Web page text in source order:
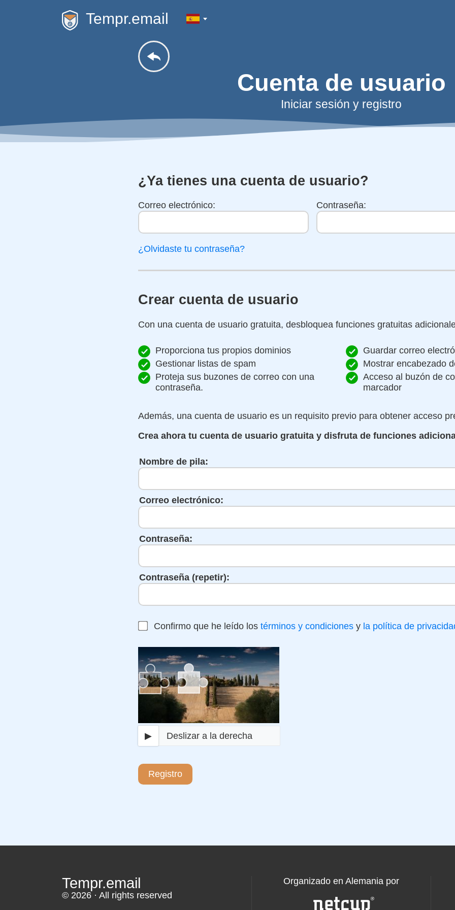
Tempr.email
Cuenta de usuario
Iniciar sesión y registro
¿Ya tienes una cuenta de usuario?
Correo electrónico: Contraseña:
¿Olvidaste tu contraseña?
Crear cuenta de usuario
Con una cuenta de usuario gratuita, desbloquea funciones gratuitas
Proporciona tus propios dominios
Gestionar listas de spam
Proteja sus buzones de correo con una
contraseña.
Guardar correo
Mostrar encabezado
Acceso al buzón de
marcador
Además, una cuenta de usuario es un requisito previo para obtener acceso
Crea ahora tu cuenta de usuario gratuita y disfruta de funciones
Nombre de pila:
Correo electrónico:
Contraseña:
Contraseña (repetir):
Confirmo que he leído los términos y condiciones y la política de
▶ Deslizar a la derecha
Registro
Tempr.email
© 2026 · All rights reserved
Organizado en Alemania por